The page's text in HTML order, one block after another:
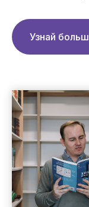
Узнай